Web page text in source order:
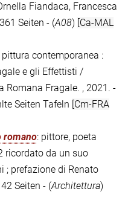
Fiandaca, Francesca
Seiten - (A08) [Ca-MAL
pittura contemporanea :
e gli Effettisti /
Romana Fragale. , 2021. -
Seiten Tafeln [Cm-FRA
romano: pittore, poeta
ricordato da un suo
; prefazione di Renato
Seiten - (Architettura)